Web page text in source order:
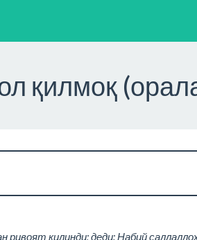
қилмоқ
қилинди; деди: Набий